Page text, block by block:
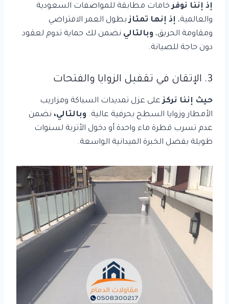
إذ إننا نوفرخامات مطابقة للمواصفات السعودية
والعالمية، إذ إنها تمتازبطول العمر الافتراضي
ومقاومة الحريق، وبالتالي نضمن لك حماية تدوم لعقود
دون حاجة للصيانة.
3. الإتقان في تقفيل الزوايا والفتحات
حيث إننا نركزعلى عزل تمديدات السباكة ومزاريب
الأمطار وزوايا السطح بحرفية عالية. وبالتالي، نضمن
عدم تسرب قطرة ماء واحدة أو دخول الأتربة لسنوات
طويلة بفضل الخبرة الميدانية الواسعة.